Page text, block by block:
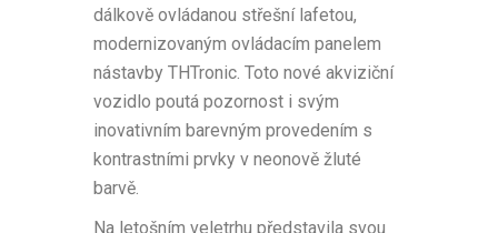
dálkově ovládanou střešní lafetou,
modernizovaným ovládacím panelem
nástavby THTronic. Toto nové akviziční
vozidlo poutá pozornost i svým
inovativním barevným provedením s
kontrastními prvky v neonově žluté
barvě.
Na letošním veletrhu představila svou